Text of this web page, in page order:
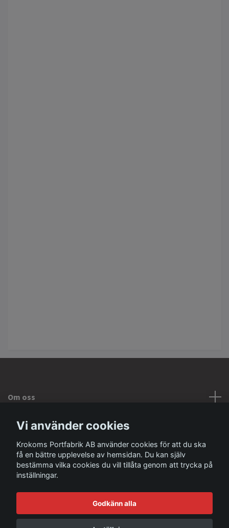
Om oss
Kontakta oss
Sociala medier
Vi använder cookies
Krokoms Portfabrik AB använder cookies för att du ska
få en bättre upplevelse av hemsidan. Du kan själv
bestämma vilka cookies du vill tillåta genom att trycka på
inställningar.
Godkänn alla